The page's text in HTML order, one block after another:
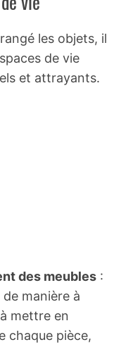
les objets, il
de vie
et attrayants.
des meubles :
manière à
mettre en
chaque pièce,